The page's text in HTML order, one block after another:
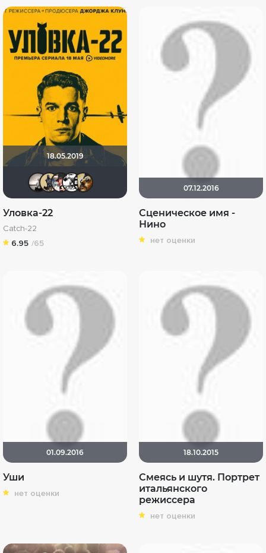
18.05.2019
Рижанкаnothingtown_hero
Санчес888
L E O N
Уловка-22
Catch-22
6.95 /65
07.12.2016
Сценическое имя -
Нино
нет оценки
01.09.2016
Уши
нет оценки
18.10.2015
Смеясь и шутя. Портрет
итальянского
режиссера
нет оценки